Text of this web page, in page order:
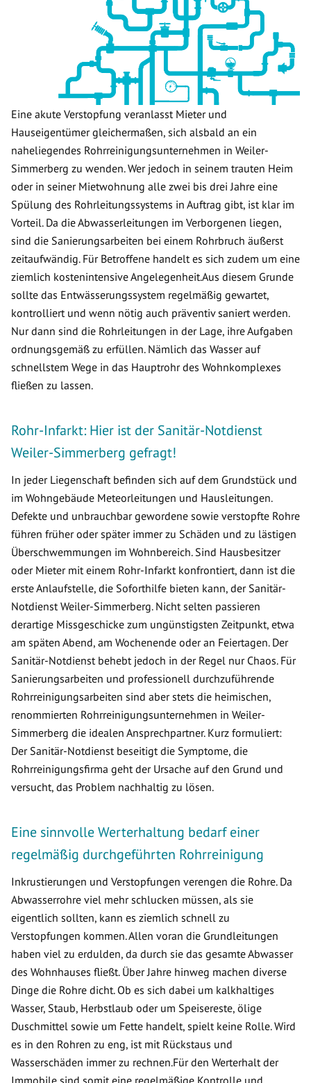
Eine akute Verstopfung veranlasst Mieter und
Hauseigentümer gleichermaßen, sich alsbald an ein
naheliegendes Rohrreinigungsunternehmen in Weiler-
Simmerberg zu wenden. Wer jedoch in seinem trauten Heim
oder in seiner Mietwohnung alle zwei bis drei Jahre eine
Spülung des Rohrleitungssystems in Auftrag gibt, ist klar im
Vorteil. Da die Abwasserleitungen im Verborgenen liegen,
sind die Sanierungsarbeiten bei einem Rohrbruch äußerst
zeitaufwändig. Für Betroffene handelt es sich zudem um eine
ziemlich kostenintensive Angelegenheit.Aus diesem Grunde
sollte das Entwässerungssystem regelmäßig gewartet,
kontrolliert und wenn nötig auch präventiv saniert werden.
Nur dann sind die Rohrleitungen in der Lage, ihre Aufgaben
ordnungsgemäß zu erfüllen. Nämlich das Wasser auf
schnellstem Wege in das Hauptrohr des Wohnkomplexes
fließen zu lassen.
Rohr-Infarkt: Hier ist der Sanitär-Notdienst
Weiler-Simmerberg gefragt!
In jeder Liegenschaft befinden sich auf dem Grundstück und
im Wohngebäude Meteorleitungen und Hausleitungen.
Defekte und unbrauchbar gewordene sowie verstopfte Rohre
führen früher oder später immer zu Schäden und zu lästigen
Überschwemmungen im Wohnbereich. Sind Hausbesitzer
oder Mieter mit einem Rohr-Infarkt konfrontiert, dann ist die
erste Anlaufstelle, die Soforthilfe bieten kann, der Sanitär-
Notdienst Weiler-Simmerberg. Nicht selten passieren
derartige Missgeschicke zum ungünstigsten Zeitpunkt, etwa
am späten Abend, am Wochenende oder an Feiertagen. Der
Sanitär-Notdienst behebt jedoch in der Regel nur Chaos. Für
Sanierungsarbeiten und professionell durchzuführende
Rohrreinigungsarbeiten sind aber stets die heimischen,
renommierten Rohrreinigungsunternehmen in Weiler-
Simmerberg die idealen Ansprechpartner. Kurz formuliert:
Der Sanitär-Notdienst beseitigt die Symptome, die
Rohrreinigungsfirma geht der Ursache auf den Grund und
versucht, das Problem nachhaltig zu lösen.
Eine sinnvolle Werterhaltung bedarf einer
regelmäßig durchgeführten Rohrreinigung
Inkrustierungen und Verstopfungen verengen die Rohre. Da
Abwasserrohre viel mehr schlucken müssen, als sie
eigentlich sollten, kann es ziemlich schnell zu
Verstopfungen kommen. Allen voran die Grundleitungen
haben viel zu erdulden, da durch sie das gesamte Abwasser
des Wohnhauses fließt. Über Jahre hinweg machen diverse
Dinge die Rohre dicht. Ob es sich dabei um kalkhaltiges
Wasser, Staub, Herbstlaub oder um Speisereste, ölige
Duschmittel sowie um Fette handelt, spielt keine Rolle. Wird
es in den Rohren zu eng, ist mit Rückstaus und
Wasserschäden immer zu rechnen.Für den Werterhalt der